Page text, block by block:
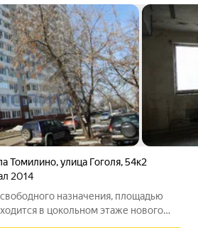
Томилино,улица Гоголя,54к2
2014
назначения, площадью
в цокольном этаже нового